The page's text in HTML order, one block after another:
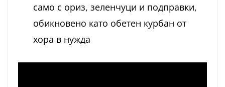
само с ориз, зеленчуци и подправки,
обикновено като обетен курбан от
хора в нужда